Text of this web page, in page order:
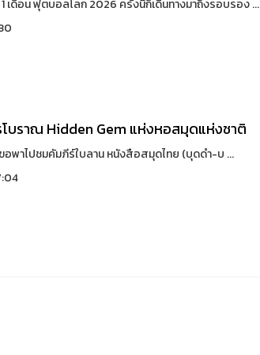
ดือน ฟุตบอลโลก 2026 ครั้งนี้ก็เดินทางมาถึงรอบรอง ...
โบราณ Hidden Gem แห่งหอสมุดแห่งชาติ
าไปชมคัมภีร์ใบลาน หนังสือสมุดไทย (บุดดำ-บ ...